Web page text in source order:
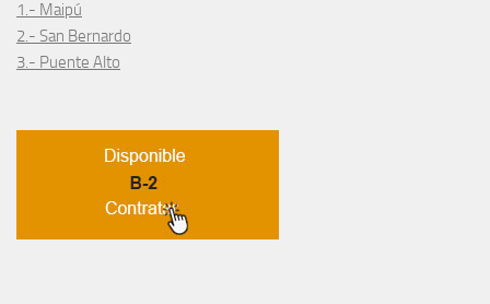
1.- Maipú
2.- San Bernardo
3.- Puente Alto